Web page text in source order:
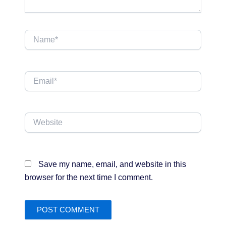
Name*
Email*
Website
Save my name, email, and website in this
browser for the next time I comment.